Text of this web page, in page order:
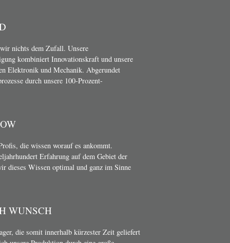
nichts dem Zufall. Unsere
kombiniert Innovationskraft und unsere
Elektronik und Mechanik. Abgerundet
durch unsere 100-Prozent-
die wissen worauf es ankommt.
Erfahrung auf dem Gebiet der
dieses Wissen optimal und ganz im Sinne
WUNSCH
die somit innerhalb kürzester Zeit geliefert